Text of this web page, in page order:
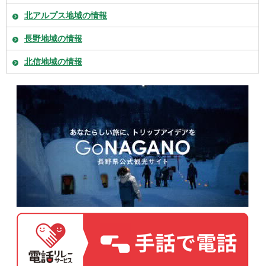
北アルプス地域の情報
長野地域の情報
北信地域の情報